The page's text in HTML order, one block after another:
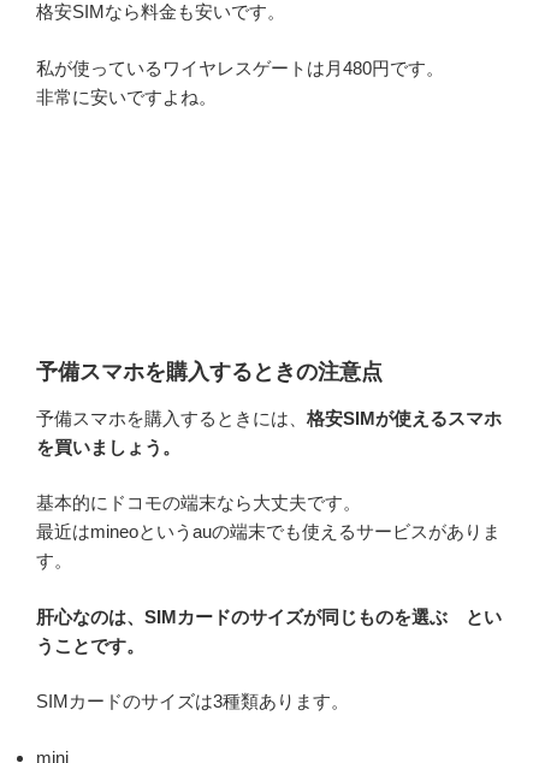
格安SIMなら料金も安いです。
私が使っているワイヤレスゲートは月480円です。
非常に安いですよね。
予備スマホを購入するときの注意点
予備スマホを購入するときには、 格安SIMが使えるスマホ
を買いましょう。
基本的にドコモの端末なら大丈夫です。
最近はmineoというauの端末でも使えるサービスがありま
す。
肝心なのは、SIMカードのサイズが同じものを選ぶ とい
うことです。
SIMカードのサイズは3種類あります。
mini